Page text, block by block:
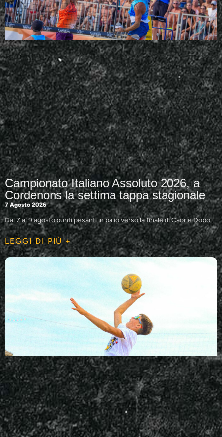
Campionato Italiano Assoluto 2026, a
Cordenons la settima tappa stagionale
7 Agosto 2026
Dal 7 al 9 agosto punti pesanti in palio verso la finale di Caorle Dopo
LEGGI DI PIÙ +